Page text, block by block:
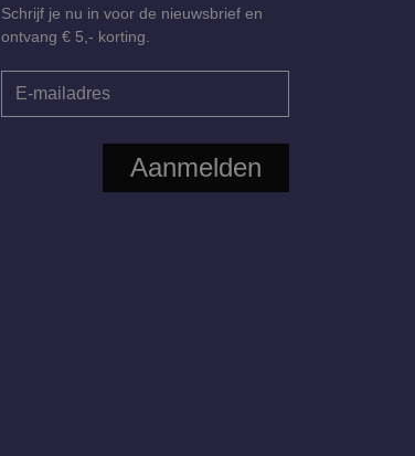
Schrijf je nu in voor de nieuwsbrief en
ontvang € 5,- korting.
Aanmelden